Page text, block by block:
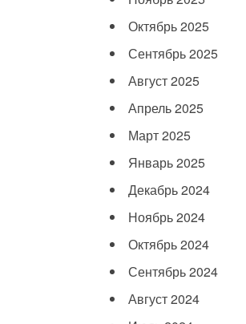
Октябрь 2025
Сентябрь 2025
Август 2025
Апрель 2025
Март 2025
Январь 2025
Декабрь 2024
Ноябрь 2024
Октябрь 2024
Сентябрь 2024
Август 2024